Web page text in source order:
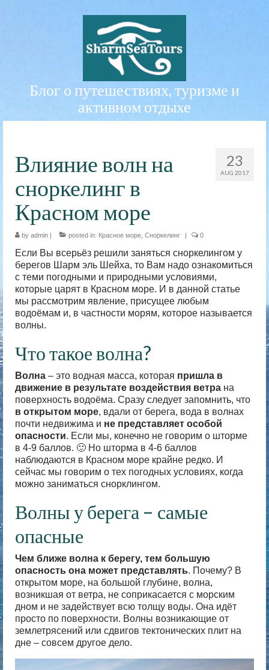
Блог о путешествиях, туризме и
активном отдыхе
23
AUG 2017
Влияние волн на
сноркелинг в
Красном море
by admin | posted in: Красное море Сноркелинг | 0
Если Вы всерьёз решили заняться сноркелингом у
берегов Шарм эль Шейха, то Вам надо ознакомиться
с теми погодными и природными условиями,
которые царят в Красном море. И в данной статье
мы рассмотрим явление, присущее любым
водоёмам и, в частности морям, которое называется
волны.
Что такое волна?
Волна – это водная масса, которая пришла в
движение в результате воздействия ветра на
поверхность водоёма. Сразу следует запомнить, что
в открытом море, вдали от берега, вода в волнах
почти недвижима и не представляет особой
опасности. Если мы, конечно не говорим о шторме
в 4-9 баллов. 🙂 Но шторма в 4-6 баллов
наблюдаются в Красном море крайне редко. И
сейчас мы говорим о тех погодных условиях, когда
можно заниматься снорклингом.
Волны у берега – самые
опасные
Чем ближе волна к берегу, тем большую
опасность она может представлять. Почему? В
открытом море, на большой глубине, волна,
возникшая от ветра, не соприкасается с морским
дном и не задействует всю толщу воды. Она идёт
просто по поверхности. Волны возникающие от
землетрясений или сдвигов тектонических плит на
дне – совсем другое дело.